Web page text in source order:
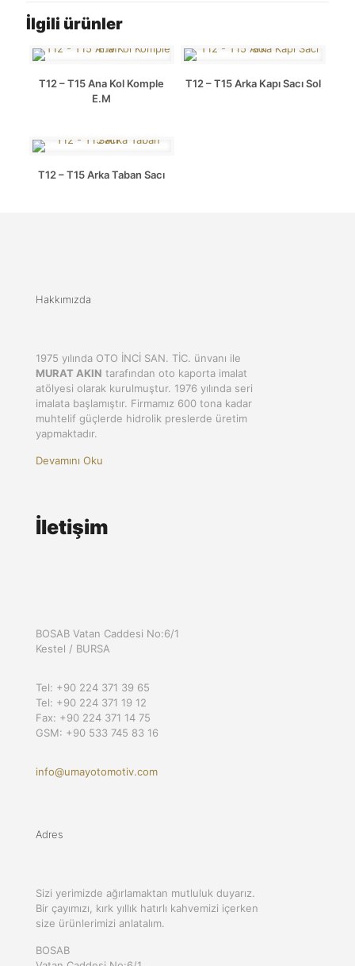
İlgili ürünler
T12 – T15 Ana Kol Komple
E.M
T12 – T15 Arka Kapı Sacı Sol
T12 – T15 Arka Taban Sacı
Hakkımızda
1975 yılında OTO İNCİ SAN. TİC. ünvanı ile
MURAT AKIN tarafından oto kaporta imalat
atölyesi olarak kurulmuştur. 1976 yılında seri
imalata başlamıştır. Firmamız 600 tona kadar
muhtelif güçlerde hidrolik preslerde üretim
yapmaktadır.
Devamını Oku
İletişim
BOSAB Vatan Caddesi No:6/1
Kestel / BURSA
Tel: +90 224 371 39 65
Tel: +90 224 371 19 12
Fax: +90 224 371 14 75
GSM: +90 533 745 83 16
info@umayotomotiv.com
Adres
Sizi yerimizde ağırlamaktan mutluluk duyarız.
Bir çayımızı, kırk yıllık hatırlı kahvemizi içerken
size ürünlerimizi anlatalım.
BOSAB